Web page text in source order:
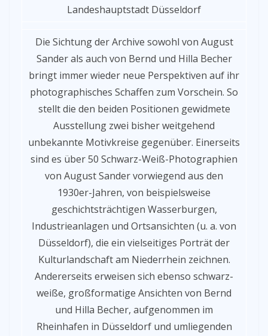
Landeshauptstadt Düsseldorf
Die Sichtung der Archive sowohl von August
Sander als auch von Bernd und Hilla Becher
bringt immer wieder neue Perspektiven auf ihr
photographisches Schaffen zum Vorschein. So
stellt die den beiden Positionen gewidmete
Ausstellung zwei bisher weitgehend
unbekannte Motivkreise gegenüber. Einerseits
sind es über 50 Schwarz-Weiß-Photographien
von August Sander vorwiegend aus den
1930er-Jahren, von beispielsweise
geschichtsträchtigen Wasserburgen,
Industrieanlagen und Ortsansichten (u. a. von
Düsseldorf), die ein vielseitiges Porträt der
Kulturlandschaft am Niederrhein zeichnen.
Andererseits erweisen sich ebenso schwarz-
weiße, großformatige Ansichten von Bernd
und Hilla Becher, aufgenommen im
Rheinhafen in Düsseldorf und umliegenden